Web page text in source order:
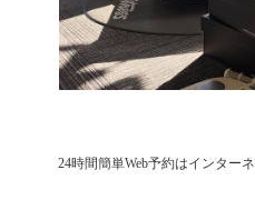
24時間簡単Web予約はインター